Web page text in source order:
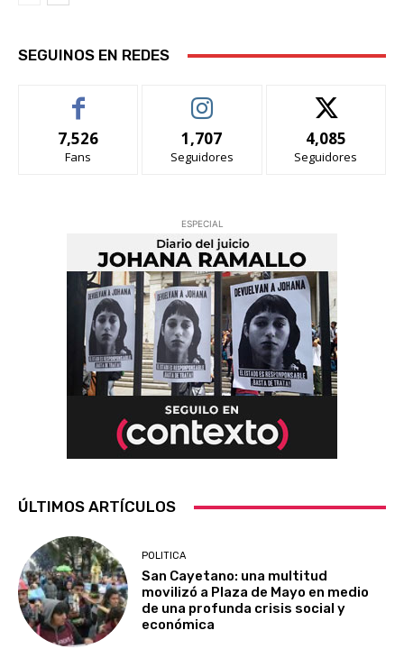
SEGUINOS EN REDES
7,526
Fans
1,707
Seguidores
4,085
Seguidores
ESPECIAL
ÚLTIMOS ARTÍCULOS
POLITICA
San Cayetano: una multitud
movilizó a Plaza de Mayo en medio
de una profunda crisis social y
económica